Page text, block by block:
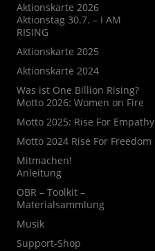
Aktionskarte 2026
Aktionstag 30.7. – I AM
RISING
Aktionskarte 2025
Aktionskarte 2024
Was ist One Billion Rising?
Motto 2026: Women on Fire
Motto 2025: Rise For Empathy
Motto 2024 Rise For Freedom
Mitmachen!
Anleitung
OBR – Toolkit –
Materialsammlung
Musik
Support-Shop